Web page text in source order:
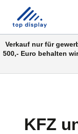
Verkauf nur für
500,- Euro behalten
KFZ